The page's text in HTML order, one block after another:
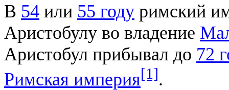
В 54 или 55 году римский
Аристобулу во владение
Аристобул прибывал до 72
Римская империя[1].